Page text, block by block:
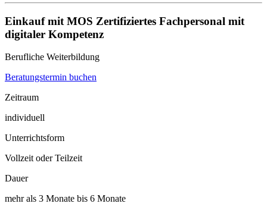
Einkauf mit MOS Zertifiziertes Fachpersonal mit
digitaler Kompetenz
Berufliche Weiterbildung
Beratungstermin buchen
Zeitraum
individuell
Unterrichtsform
Vollzeit oder Teilzeit
Dauer
mehr als 3 Monate bis 6 Monate